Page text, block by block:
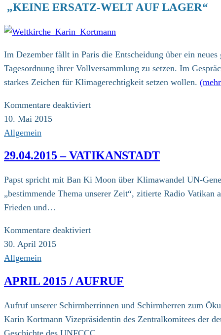
„KEINE ERSATZ-WELT AUF LAGER“
Im Dezember fällt in Paris die Entscheidung über ein
Tagesordnung ihrer Vollversammlung zu setzen. Im
starkes Zeichen für Klimagerechtigkeit setzen wollen.
Kommentare deaktiviertfür
/
ZdK-
10. Mai 2015
Allgemein
29.04.2015 – VATIKANSTADT
Papst spricht mit Ban Ki Moon über Klimawandel UN-
„bestimmende Thema unserer Zeit“, zitierte Radio
Frieden und…
Kommentare deaktiviertfür
30. April 2015
Allgemein
APRIL 2015 / AUFRUF
Aufruf unserer Schirmherrinnen und Schirmherren zum
Karin Kortmann Vizepräsidentin des Zentralkomitees der
Geschichte des UNFCCC.…